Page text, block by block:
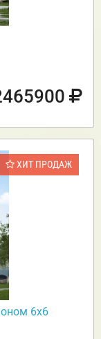
ХИТ ПРОДАЖ
6х6